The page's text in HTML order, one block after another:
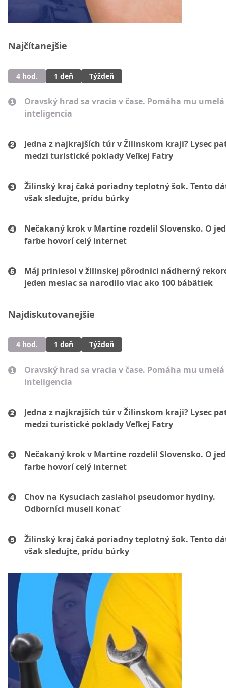
Najčítanejšie
4 hod. 1 deň Týždeň
Oravský hrad sa vracia v čase. Pomáha mu umelá
inteligencia
Jedna z najkrajších túr v Žilinskom kraji? Lysec
medzi turistické poklady Veľkej Fatry
Žilinský kraj čaká poriadny teplotný šok. Tento
však sledujte, prídu búrky
Nečakaný krok v Martine rozdelil Slovensko. O
farbe hovorí celý internet
Máj priniesol v žilinskej pôrodnici nádherný
jeden mesiac sa narodilo viac ako 100 bábätiek
Najdiskutovanejšie
4 hod. 1 deň Týždeň
Oravský hrad sa vracia v čase. Pomáha mu umelá
inteligencia
Jedna z najkrajších túr v Žilinskom kraji? Lysec
medzi turistické poklady Veľkej Fatry
Nečakaný krok v Martine rozdelil Slovensko. O
farbe hovorí celý internet
Chov na Kysuciach zasiahol pseudomor hydiny.
Odborníci museli konať
Žilinský kraj čaká poriadny teplotný šok. Tento
však sledujte, prídu búrky